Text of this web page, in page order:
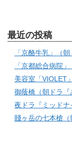
最近の投稿
「京酪牛乳」（
「京都総合病院
美容室「VIOLET
御蔭橋（朝ドラ『
夜ドラ『ミッドナ
賤ヶ岳の七本槍（